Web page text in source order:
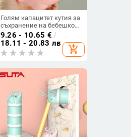
Голям капацитет кутия за
съхранение на бебешко
мляко на прах и храни за
допълнително хранене,
преносима,
влагозащитена и
9.26 - 10.65 € /
18.11 - 20.83 лв
add_shopping_cart